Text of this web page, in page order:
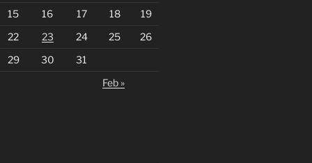
15 16 17 18
19
22 23 24 25
26
29 30
31
Feb »